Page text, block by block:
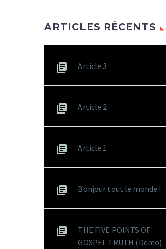
ARTICLES RÉCENTS
Article 3
Article 2
Article 1
Bonjour tout le monde !
THE FIVE POINTS OF
GOSPEL TRUTH (Demo)